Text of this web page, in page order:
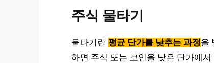
주식 물타기
물타기란 평균 단가를 낮추는 과정을
하면 주식 또는 코인을 낮은 단가에